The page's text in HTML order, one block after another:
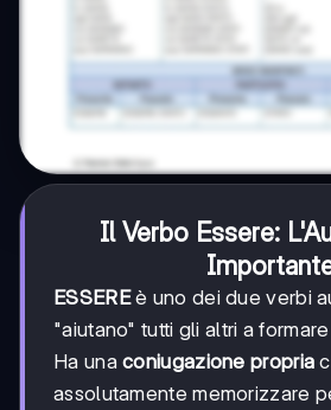
Il Verbo Essere:
ESSEREè uno dei due verbi
"aiutano" tutti gli altri a
Ha unaconiugazione propria
assolutamente memorizzare